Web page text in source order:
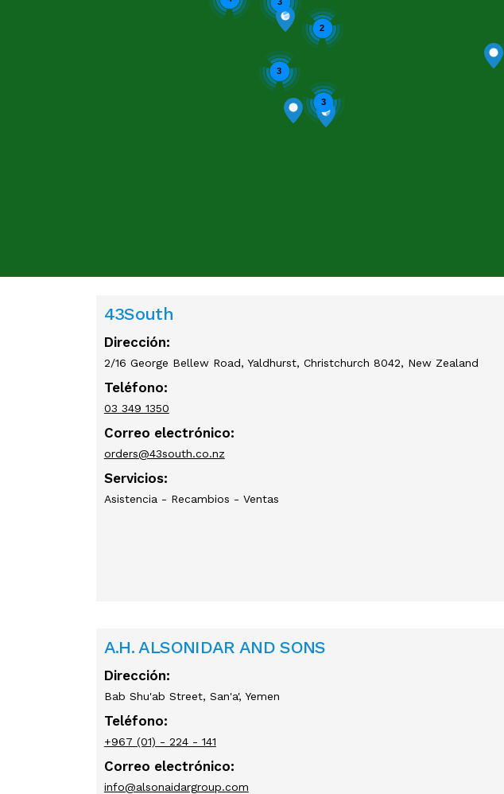
3
2
3
43South
Dirección:
2/16 George Bellew Road, Yaldhurst, Christchurch 8042, New Zealand
Teléfono:
03 349 1350
Correo electrónico:
orders@43south.co.nz
Servicios:
Asistencia - Recambios - Ventas
A.H. ALSONIDAR AND SONS
Dirección:
Bab Shu'ab Street, San'a', Yemen
Teléfono:
+967 (01) - 224 - 141
Correo electrónico:
info@alsonaidargroup.com